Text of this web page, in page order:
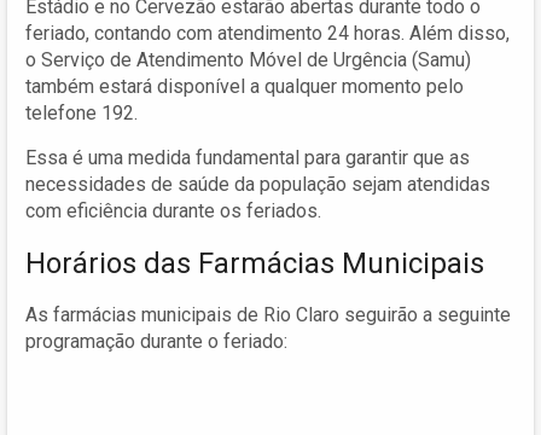
Estádio e no Cervezão estarão abertas durante todo o
feriado, contando com atendimento 24 horas. Além disso,
o Serviço de Atendimento Móvel de Urgência (Samu)
também estará disponível a qualquer momento pelo
telefone 192.
Essa é uma medida fundamental para garantir que as
necessidades de saúde da população sejam atendidas
com eficiência durante os feriados.
Horários das Farmácias Municipais
As farmácias municipais de Rio Claro seguirão a seguinte
programação durante o feriado: